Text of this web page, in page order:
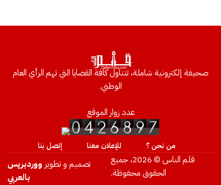
صحيفة إلكترونية شاملة، تتناول كافة القضايا التي تهم الرأي العام
الوطني.
عدد زوار الموقع
من نحن ؟ للإعلان معنا إتصل بنا
قلم الناس © 2026، جميع
الحقوق محفوظة.
تصميم و تطوير ووردبريس
بالعربي